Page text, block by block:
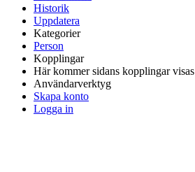
Historik
Uppdatera
Kategorier
Person
Kopplingar
Här kommer sidans kopplingar visas
Användarverktyg
Skapa konto
Logga in